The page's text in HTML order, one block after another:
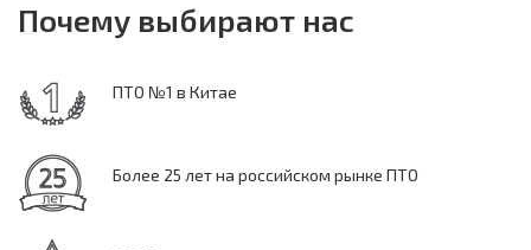
Почему выбирают нас
ПТО №1 в Китае
Более 25 лет на российском рынке ПТО